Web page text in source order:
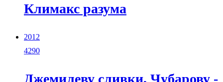
Климакс разума
2012
4290
Джемилеву сливки, Чубарову -